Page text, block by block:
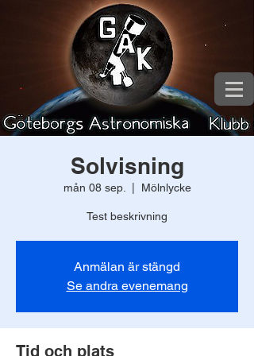
Solvisning
mån 08 sep. Mölnlycke
Test beskrivning
Anmälan är stängd
Se andra evenemang
Tid och plats